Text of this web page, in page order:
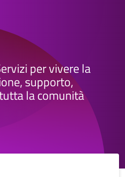
per vivere la
supporto,
la comunità